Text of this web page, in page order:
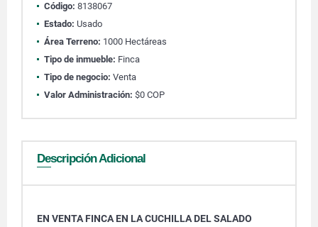
Código: 8138067
Estado: Usado
Área Terreno: 1000 Hectáreas
Tipo de inmueble: Finca
Tipo de negocio: Venta
Valor Administración: $0 COP
Descripción Adicional
EN VENTA FINCA EN LA CUCHILLA DEL SALADO